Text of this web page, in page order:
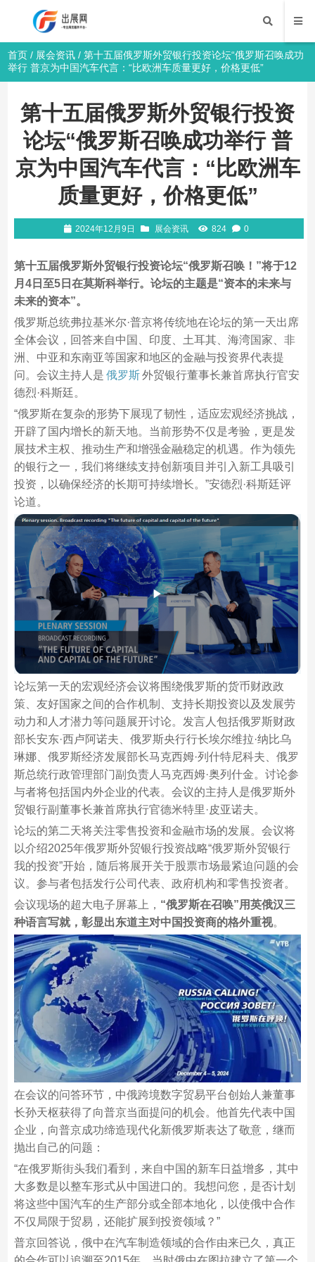
首页 / 展会资讯 / 第十五届俄罗斯外贸银行投资论坛“俄罗斯召唤成功
举行 普京为中国汽车代言：“比欧洲车质量更好，价格更低”
第十五届俄罗斯外贸银行投资
论坛“俄罗斯召唤成功举行 普
京为中国汽车代言：“比欧洲车
质量更好，价格更低”
2024年12月9日 展会资讯 824 0
第十五届俄罗斯外贸银行投资论坛“俄罗斯召唤！ ”将于12
月 4日至5日在莫斯科举行。论坛的主题是“资本的未来与
未来的资本”。
俄罗斯总统弗拉基米尔·普京将传统地在论坛的第一天出席
全体会议，回答来自中国、印度、土耳其、海湾国家、非
洲、中亚和东南亚等国家和地区的金融与投资界代表提
问。会议主持人是 俄罗斯外贸银行董事长兼首席执行官安
德烈·科斯廷。
“俄罗斯在复杂的形势下展现了韧性，适应宏观经济挑战，
开辟了国内增长的新天地。当前形势不仅是考验，更是发
展技术主权、推动生产和增强金融稳定的机遇。作为领先
的银行之一，我们将继续支持创新项目并引入新工具吸引
投资，以确保经济的长期可持续增长。”安德烈·科斯廷评
论道。
论坛第一天的宏观经济会议将围绕俄罗斯的货币财政政
策、友好国家之间的合作机制、支持长期投资以及发展劳
动力和人才潜力等问题展开讨论。发言人包括俄罗斯财政
部长安东·西卢阿诺夫、俄罗斯央行行长埃尔维拉·纳比乌
琳娜、俄罗斯经济发展部长马克西姆·列什特尼科夫、俄罗
斯总统行政管理部门副负责人马克西姆·奥列什金。讨论参
与者将包括国内外企业的代表。会议的主持人是俄罗斯外
贸银行副董事长兼首席执行官德米特里·皮亚诺夫。
论坛的第二天将关注零售投资和金融市场的发展。会议将
以介绍2025年俄罗斯外贸银行投资战略“俄罗斯外贸银行
我的投资”开始，随后将展开关于股票市场最紧迫问题的会
议。参与者包括发行公司代表、政府机构和零售投资者。
会议现场的超大电子屏幕上， “俄罗斯在召唤”用英俄汉三
种语言写就，彰显出东道主对中国投资商的格外重视。
在会议的问答环节，中俄跨境数字贸易平台创始人兼董事
长孙天枢获得了向普京当面提问的机会。他首先代表中国
企业，向普京成功缔造现代化新俄罗斯表达了敬意，继而
抛出自己的问题：
“在俄罗斯街头我们看到，来自中国的新车日益增多，其中
大多数是以整车形式从中国进口的。我想问您，是否计划
将这些中国汽车的生产部分或全部本地化，以使俄中合作
不仅局限于贸易，还能扩展到投资领域？”
普京回答说，俄中在汽车制造领域的合作由来已久，真正